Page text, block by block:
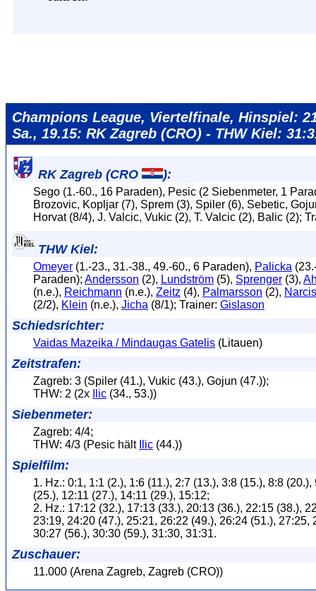
Champions League, Viertelfinale, Hinspiel:
Sa., 19.15: RK Zagreb (CRO) - THW Kiel:
RK Zagreb (CRO ):
Sego (1.-60., 16 Paraden), Pesic (2 Siebenmeter, 1
Brozovic, Kopljar (7), Sprem (3), Spiler (6), Sebetic,
Horvat (8/4), J. Valcic, Vukic (2), T. Valcic (2), Balic (2);
THW Kiel:
Omeyer (1.-23., 31.-38., 49.-60., 6 Paraden), Palicka
Paraden); Andersson (2), Lundström (5), Sprenger (3),
(n.e.), Reichmann (n.e.), Zeitz (4), Palmarsson (2),
(2/2), Klein (n.e.), Jicha (8/1); Trainer: Gislason
Schiedsrichter:
Vaidas Mazeika / Mindaugas Gatelis (Litauen)
Zeitstrafen:
Zagreb: 3 (Spiler (41.), Vukic (43.), Gojun (47.));
THW: 2 (2x
Ilic (34., 53.))
Siebenmeter:
Zagreb: 4/4;
THW: 4/3 (Pesic hält
Ilic (44.))
Spielfilm:
1. Hz.: 0:1, 1:1 (2.), 1:6 (11.), 2:7 (13.), 3:8 (15.), 8:8 (20.),
(25.), 12:11 (27.), 14:11 (29.), 15:12;
2. Hz.: 17:12 (32.), 17:13 (33.), 20:13 (36.), 22:15 (38.),
23:19, 24:20 (47.), 25:21, 26:22 (49.), 26:24 (51.), 27:25,
30:27 (56.), 30:30 (59.), 31:30, 31:31.
Zuschauer:
11.000 (Arena Zagreb, Zagreb (CRO))